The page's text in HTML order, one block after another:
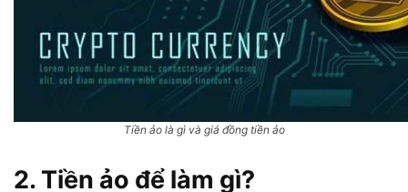
Tiền ảo là gì và giá đồng tiền ảo
2. Tiền ảo để làm gì?